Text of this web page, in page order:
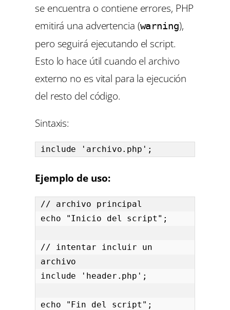
se encuentra o contiene errores, PHP
emitirá una advertencia (warning),
pero seguirá ejecutando el script.
Esto lo hace útil cuando el archivo
externo no es vital para la ejecución
del resto del código.
Sintaxis:
include 'archivo.php';
Ejemplo de uso:
// archivo principal
echo "Inicio del script";
// intentar incluir un
archivo
include 'header.php';
echo "Fin del script";